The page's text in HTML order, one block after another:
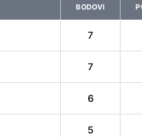
BODOVI
7
7
6
5